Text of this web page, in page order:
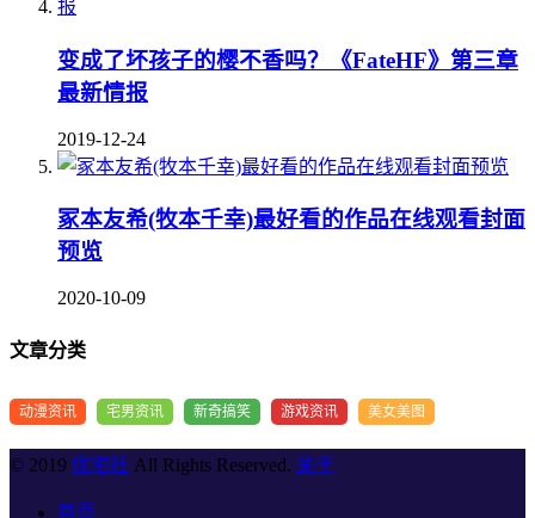
变成了坏孩子的樱不香吗？《FateHF》第三章
最新情报
2019-12-24
冢本友希(牧本千幸)最好看的作品在线观看封面
预览
2020-10-09
文章分类
动漫资讯 宅男资讯 新奇搞笑 游戏资讯 美女美图
© 2019 优宅社 All Rights Reserved. 关于
首页